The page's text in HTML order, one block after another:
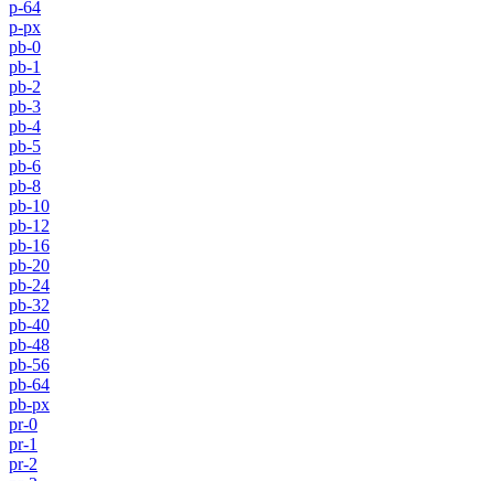
p-64
p-px
pb-0
pb-1
pb-2
pb-3
pb-4
pb-5
pb-6
pb-8
pb-10
pb-12
pb-16
pb-20
pb-24
pb-32
pb-40
pb-48
pb-56
pb-64
pb-px
pr-0
pr-1
pr-2